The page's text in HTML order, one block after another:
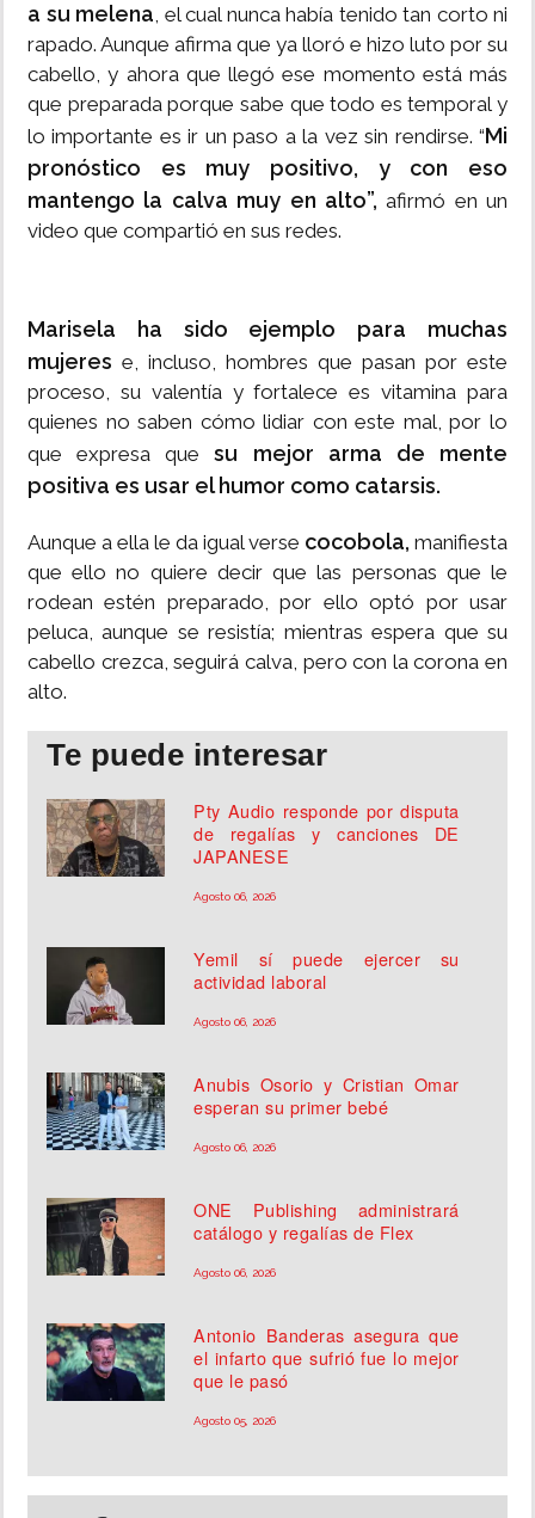
a su melena, el cual nunca había tenido tan corto ni
rapado. Aunque afirma que ya lloró e hizo luto por su
cabello, y ahora que llegó ese momento está más
que preparada porque sabe que todo es temporal y
lo importante es ir un paso a la vez sin rendirse. “Mi
pronóstico es muy positivo, y con eso
mantengo la calva muy en alto”, afirmó en un
video que compartió en sus redes.
Marisela ha sido ejemplo para muchas
mujeres e, incluso, hombres que pasan por este
proceso, su valentía y fortalece es vitamina para
quienes no saben cómo lidiar con este mal, por lo
que expresa quesu mejor arma de mente
positiva es usar el humor como catarsis.
Aunque a ella le da igual verse cocobola, manifiesta
que ello no quiere decir que las personas que le
rodean estén preparado, por ello optó por usar
peluca, aunque se resistía; mientras espera que su
cabello crezca, seguirá calva, pero con la corona en
alto.
Te puede interesar
Pty Audio responde por disputa
de regalías y canciones DE
JAPANESE
Agosto 06, 2026
Yemil sí puede ejercer su
actividad laboral
Agosto 06, 2026
Anubis Osorio y Cristian Omar
esperan su primer bebé
Agosto 06, 2026
ONE Publishing administrará
catálogo y regalías de Flex
Agosto 06, 2026
Antonio Banderas asegura que
el infarto que sufrió fue lo mejor
que le pasó
Agosto 05, 2026